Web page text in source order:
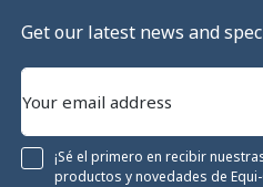
Get our latest news and
¡Sé el primero en recibir
productos y novedades de